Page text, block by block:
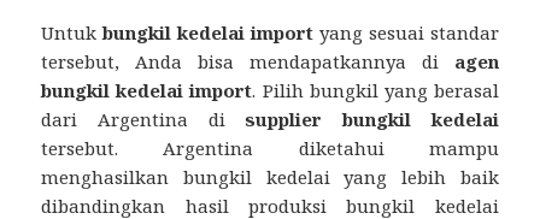
Untukbungkil kedelai import yang sesuai standar
tersebut, Anda bisa mendapatkannya di agen
bungkil kedelai import. Pilih bungkil yang berasal
dari Argentina disupplier bungkil kedelai
tersebut. Argentina diketahui mampu
menghasilkan bungkil kedelai yang lebih baik
dibandingkan hasil produksi bungkil kedelai